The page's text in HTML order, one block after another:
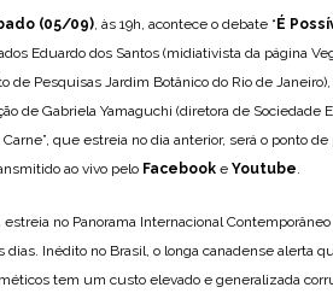
(05/09), às 19h, acontece o debate “ É
Eduardo dos Santos (midiativista da página
de Pesquisas Jardim Botânico do Rio de
de Gabriela Yamaguchi (diretora de Sociedade
Carne”, que estreia no dia anterior, será o ponto
ao vivo pelo Facebook e Youtube.
estreia no Panorama Internacional Contemporâneo
dias. Inédito no Brasil, o longa canadense alerta
tem um custo elevado e generalizada